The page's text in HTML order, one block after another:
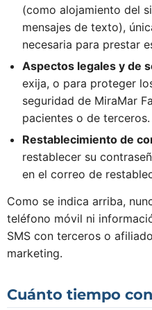
(como alojamiento del
mensajes de texto),
necesaria para prestar
Aspectos legales y de
exija, o para proteger
seguridad de MiraMar
pacientes o de terceros.
Restablecimiento de
restablecer su
en el correo de
Como se indica arriba,
teléfono móvil ni
SMS con terceros o
marketing.
Cuánto tiempo